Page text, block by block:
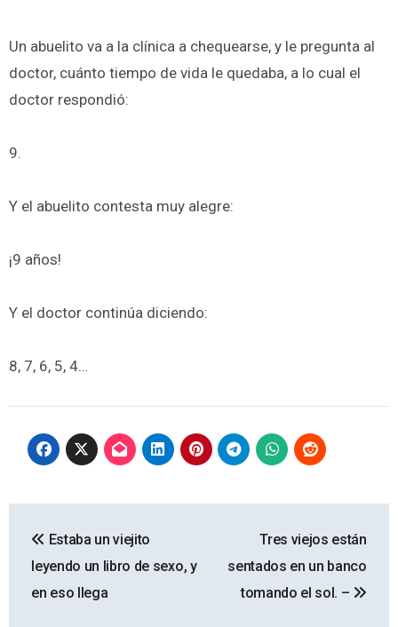
Un abuelito va a la clínica a chequearse, y le pregunta al
doctor, cuánto tiempo de vida le quedaba, a lo cual el
doctor respondió:
9.
Y el abuelito contesta muy alegre:
¡9 años!
Y el doctor continúa diciendo:
8, 7, 6, 5, 4…
de
entradas
Estaba un viejito
leyendo un libro de sexo, y
en eso llega
Tres viejos están
sentados en un banco
tomando el sol. –